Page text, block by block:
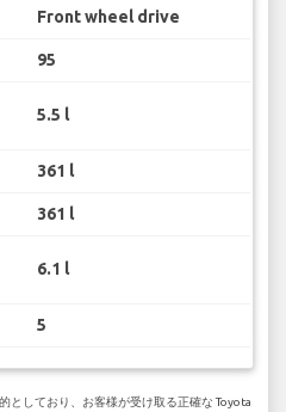
Front wheel drive
95
5.5 l
361 l
361 l
6.1 l
5
としており、お客様が受け取る正確な Toyota